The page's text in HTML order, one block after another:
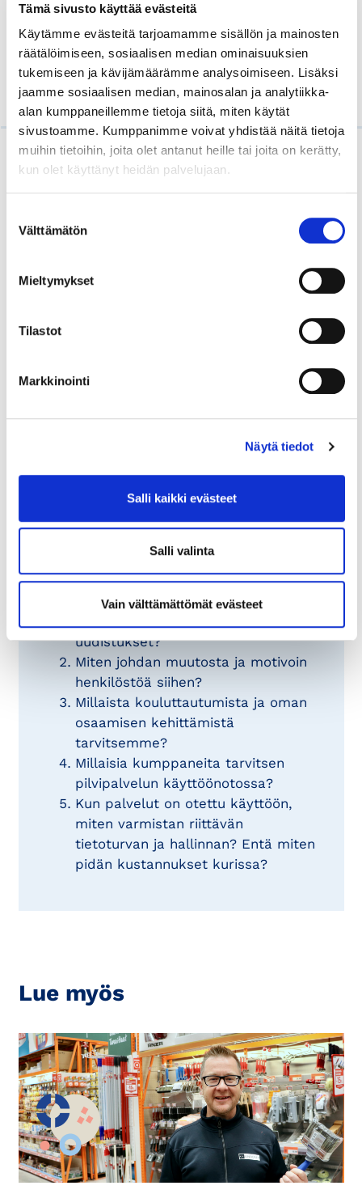
Tämä sivusto käyttää evästeitä
Käytämme evästeitä tarjoamamme sisällön ja mainosten
räätälöimiseen, sosiaalisen median ominaisuuksien
tukemiseen ja kävijämäärämme analysoimiseen. Lisäksi
jaamme sosiaalisen median, mainosalan ja analytiikka-
alan kumppaneillemme tietoja siitä, miten käytät
sivustoamme. Kumppanimme voivat yhdistää näitä tietoja
muihin tietoihin, joita olet antanut heille tai joita on kerätty,
kun olet käyttänyt heidän palvelujaan.
valinta
Välttämätön
Mieltymykset
Tilastot
Markkinointi
Näytä tiedot
Salli kaikki evästeet
Salli valinta
Vain välttämättömät evästeet
Palveluhubeissa opiskelijat saavat
erikoiskoulutuksen pilvipohjaisten palvelujen
suunnitteluun, kehittämiseen ja tuottamiseen
yritysympäristössä.
Mikäli haluat lisää tietoa
Jouni Hytönen p. 040 7179991 tai
Helsingin seudun kauppakamari:
Hanna Blomqvist p. 040 9207025
Pohdi näitä kysymyksiä, kun
otat käyttöön pilvipalveluja:
Onko organisaatio valmis
muutokseen? Entä onko ylin johto
uudistukset?
Miten johdan muutosta ja motivoin
henkilöstöä siihen?
Millaista kouluttautumista ja oman
osaamisen kehittämistä
tarvitsemme?
Millaisia kumppaneita tarvitsen
pilvipalvelun käyttöönotossa?
Kun palvelut on otettu käyttöön,
miten varmistan riittävän
tietoturvan ja hallinnan? Entä miten
pidän kustannukset kurissa?
Lue myös